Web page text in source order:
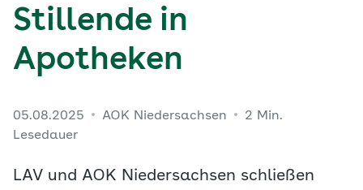
Stillende in
Apotheken
05.08.2025 AOK Niedersachsen
2 Min.
Lesedauer
LAV und AOK Niedersachsen schließen